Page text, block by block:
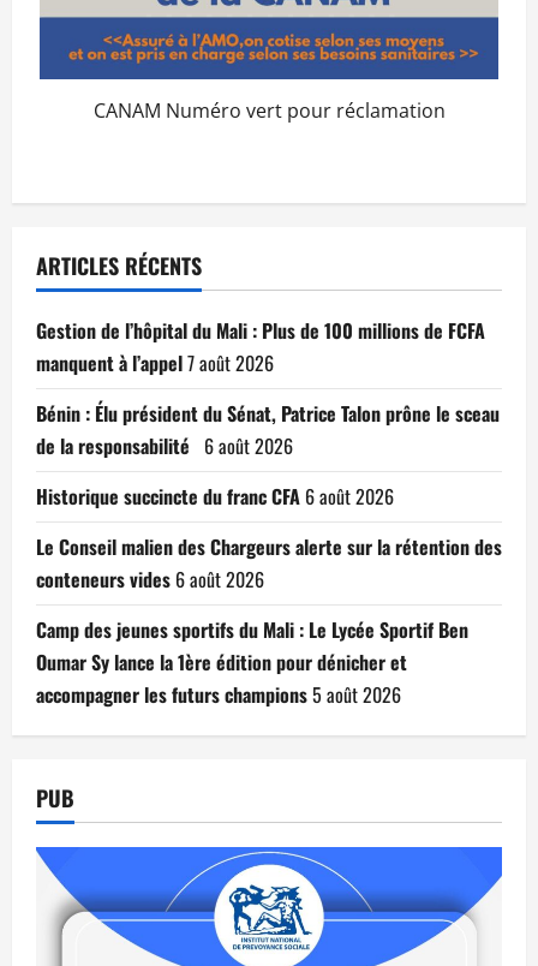
CANAM Numéro vert pour réclamation
ARTICLES RÉCENTS
Gestion de l’hôpital du Mali : Plus de 100 millions de FCFA
manquent à l’appel7 août 2026
Bénin : Élu président du Sénat, Patrice Talon prône le sceau
de la responsabilité 6 août 2026
Historique succincte du franc CFA 6 août 2026
Le Conseil malien des Chargeurs alerte sur la rétention des
conteneurs vides 6 août 2026
Camp des jeunes sportifs du Mali : Le Lycée Sportif Ben
Oumar Sy lance la 1ère édition pour dénicher et
accompagner les futurs champions5 août 2026
PUB